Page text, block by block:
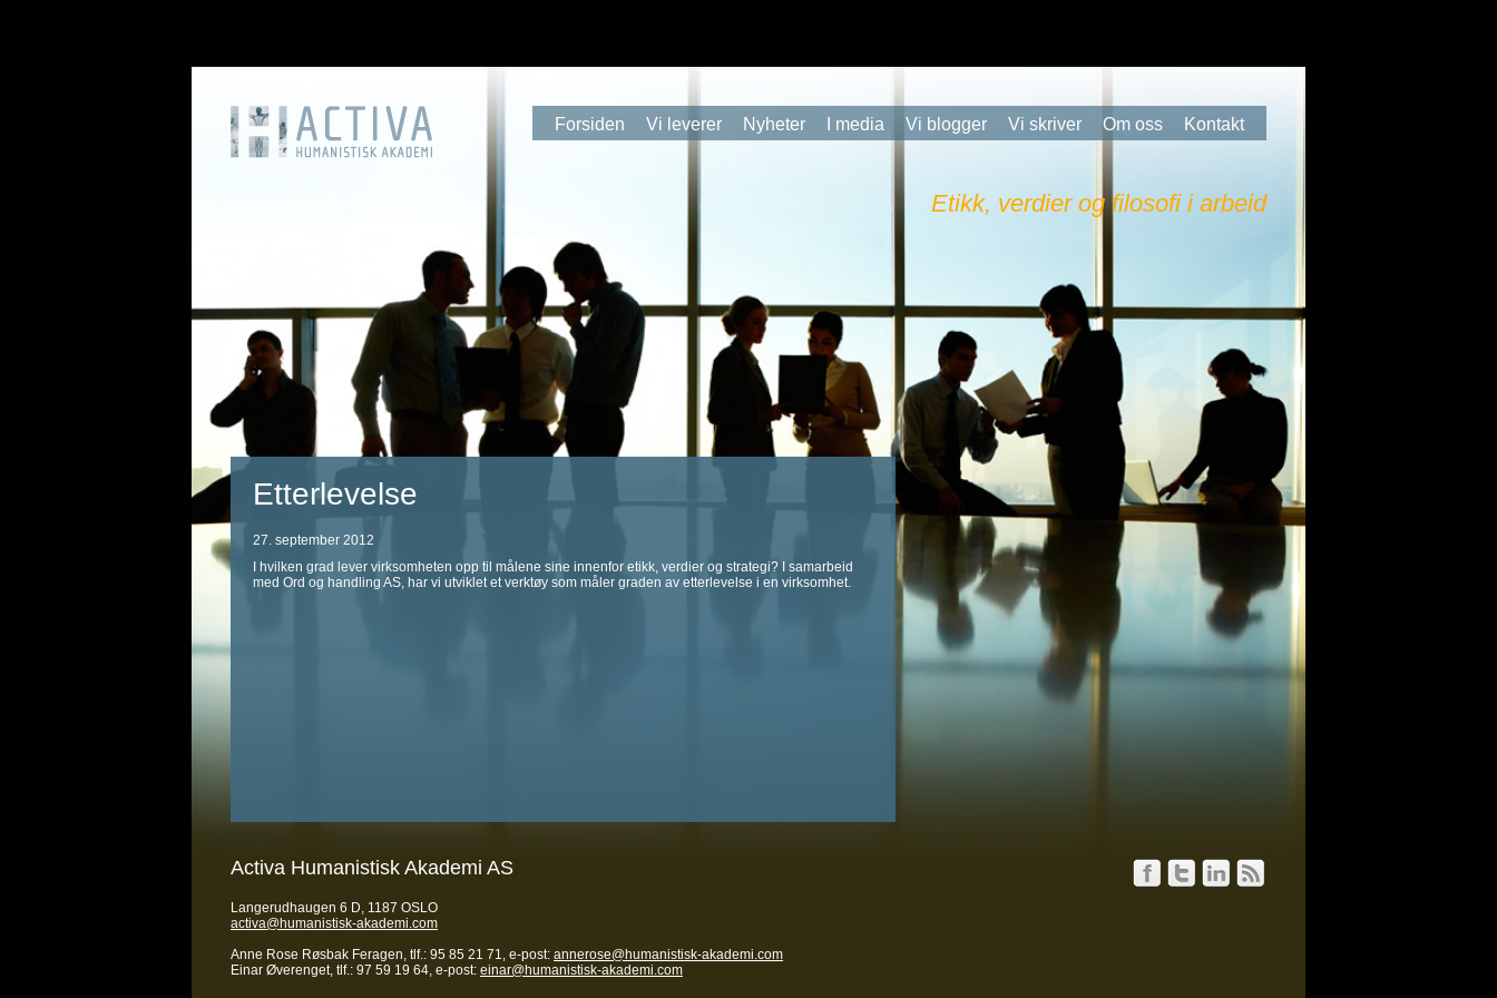
Forsiden Vi leverer Nyheter I media Vi blogger Vi skriver Om oss Kontakt
Etikk, verdier og filosofi i arbeid
Etterlevelse
27. september 2012
I hvilken grad lever virksomheten opp til målene sine innenfor etikk, verdier og strategi? I samarbeid
med Ord og handling AS, har vi utviklet et verktøy som måler graden av etterlevelse i en virksomhet.
Activa Humanistisk Akademi AS
Langerudhaugen 6 D, 1187 OSLO
activa@humanistisk-akademi.com
Anne Rose Røsbak Feragen, tlf.: 95 85 21 71, e-post: annerose@humanistisk-akademi.com
Einar Øverenget, tlf.: 97 59 19 64, e-post: einar@humanistisk-akademi.com